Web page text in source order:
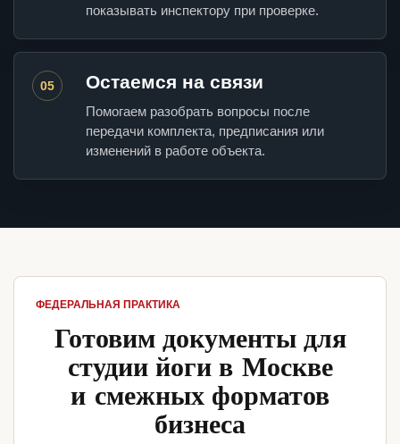
показывать инспектору при проверке.
05 Остаемся на связи
Помогаем разобрать вопросы после
передачи комплекта, предписания или
изменений в работе объекта.
ФЕДЕРАЛЬНАЯ ПРАКТИКА
Готовим документы для
студии йоги в Москве
и смежных форматов
бизнеса